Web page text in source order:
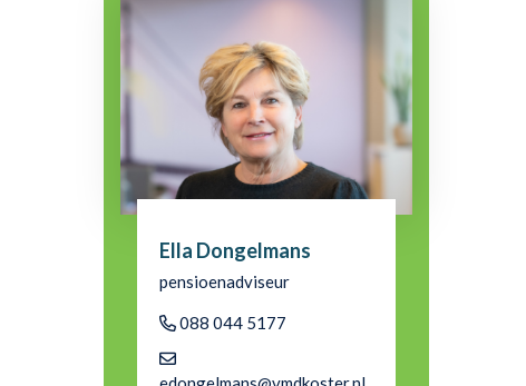
Ella Dongelmans
pensioenadviseur
088 044 5177